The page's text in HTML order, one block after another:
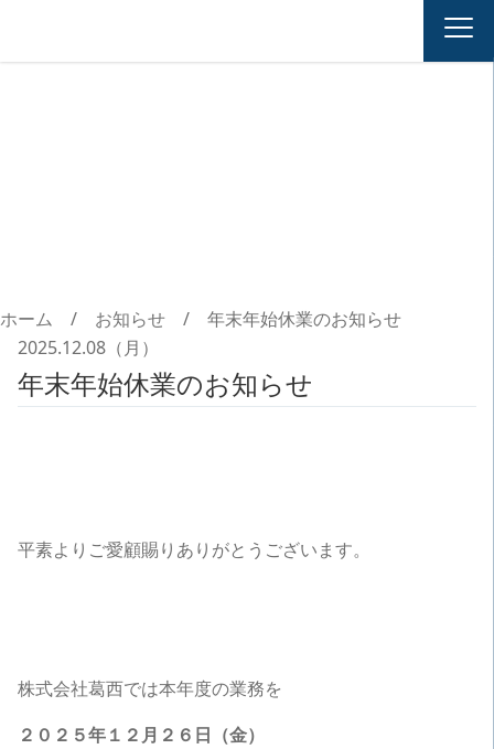
ホーム / お知らせ /
年末年始休業のお知らせ
2025.12.08（月）
年末年始休業のお知らせ
平素よりご愛顧賜りありがとうございます。
株式会社葛西では本年度の業務を
２０２５年１２月２６日（金）